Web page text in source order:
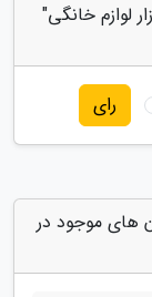
لوازم خانگی"
رای
های موجود در